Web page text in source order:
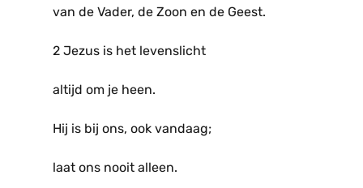
van de Vader, de Zoon en de Geest.
2 Jezus is het levenslicht
altijd om je heen.
Hij is bij ons, ook vandaag;
laat ons nooit alleen.